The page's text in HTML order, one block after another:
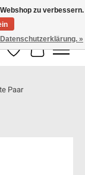
Wunschzettel
Ihr
Paar
zu verbessern.
»